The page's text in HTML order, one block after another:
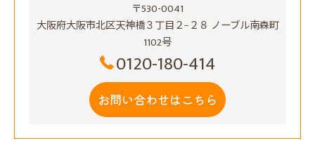
〒530-0041
大阪府大阪市北区天神橋３丁目２−２８ ノーブル南森町
1102号
0120-180-414
お問い合わせはこちら